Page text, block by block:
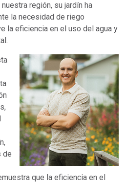
región, su jardín ha
la necesidad de riego
la eficiencia en el uso del agua y
de
que la eficiencia en el